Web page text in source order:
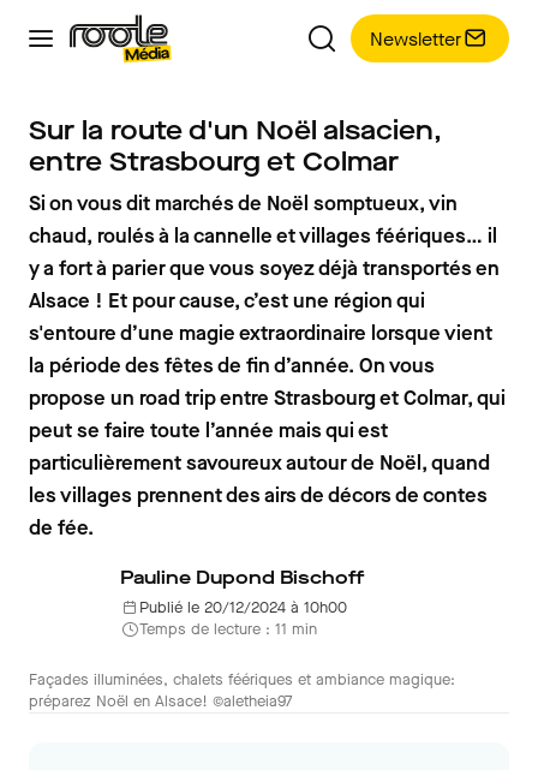
Newsletter
Sur la route d'un Noël alsacien,
entre Strasbourg et Colmar
Si on vous dit marchés de Noël somptueux, vin
chaud, roulés à la cannelle et villages féériques… il
y a fort à parier que vous soyez déjà transportés en
Alsace ! Et pour cause, c’est une région qui
s'entoure d’une magie extraordinaire lorsque vient
la période des fêtes de fin d’année. On vous
propose un road trip entre Strasbourg et Colmar, qui
peut se faire toute l’année mais qui est
particulièrement savoureux autour de Noël, quand
les villages prennent des airs de décors de contes
de fée.
Pauline Dupond Bischoff
Publié le 20/12/2024 à 10h00
Temps de lecture : 11 min
Façades illuminées, chalets féériques et ambiance magique:
préparez Noël en Alsace! ©aletheia97